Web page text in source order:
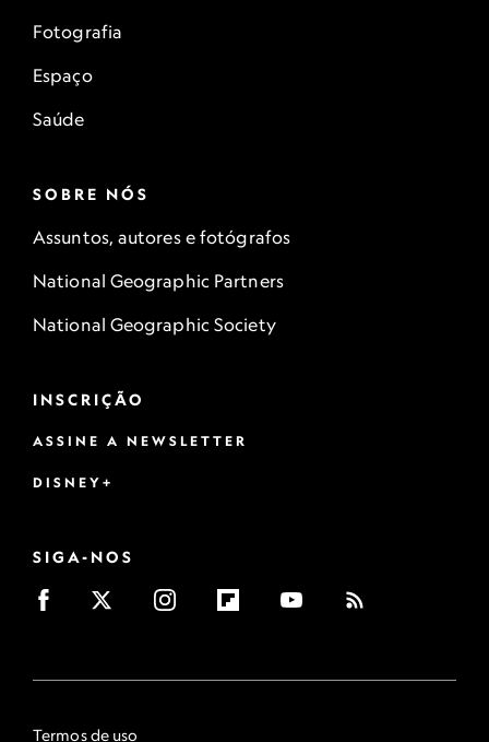
Fotografia
Espaço
Saúde
SOBRE NÓS
Assuntos, autores e fotógrafos
National Geographic Partners
National Geographic Society
INSCRIÇÃO
ASSINE A NEWSLETTER
DISNEY+
SIGA-NOS
Termos de uso